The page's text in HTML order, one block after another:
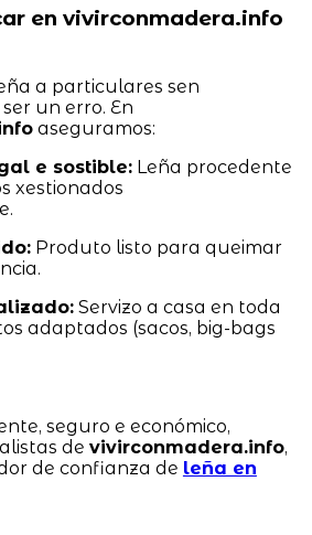
en vivirconmadera.info
a particulares sen
un erro. En
aseguramos:
e sostible:Leña procedente
xestionados
Produto listo para queimar
Servizo a casa en toda
adaptados (sacos, big-bags
seguro e económico,
de vivirconmadera.info,
de confianza de leña en